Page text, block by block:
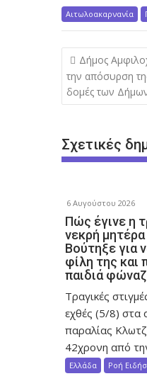
Αιτωλοακαρνανία
Π
λ
ο
η
ά
ρ
θ
ρ
ω
ν
Δήμος
την απόσυρση
δομές των
Σχετικές
6 Αυγούστου 2026
Πώς έγινε η
νεκρή
Βούτηξε για
φίλη της και
παιδιά
Τραγικές
εχθές (5/8) στα
παραλίας
42χρονη από
Ελλάδα Ροή